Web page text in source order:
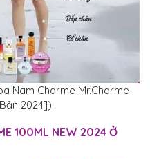
Nam Charme Mr.Charme
2024]).
100ML NEW 2024 Ở